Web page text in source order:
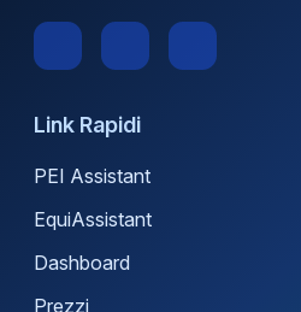
Link Rapidi
PEI Assistant
EquiAssistant
Dashboard
Prezzi